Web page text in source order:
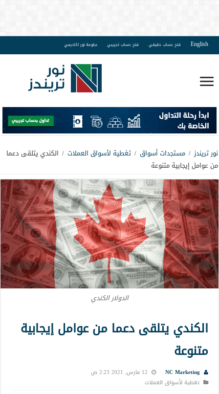
English فتح حساب حقيقي فتح حساب تجريبي دبلومة نور اكاديمي
نور تريندز / مستجدات أسواق / تغطية لأسواق العملات / الكندي يتلقى دعما
من عوامل إيجابية متنوعة
الدولار الكندي
الكندي يتلقى دعما من عوامل إيجابية
متنوعة
NC Marketing
12 مارس, 2021 2:23 ص
تغطية لأسواق العملات